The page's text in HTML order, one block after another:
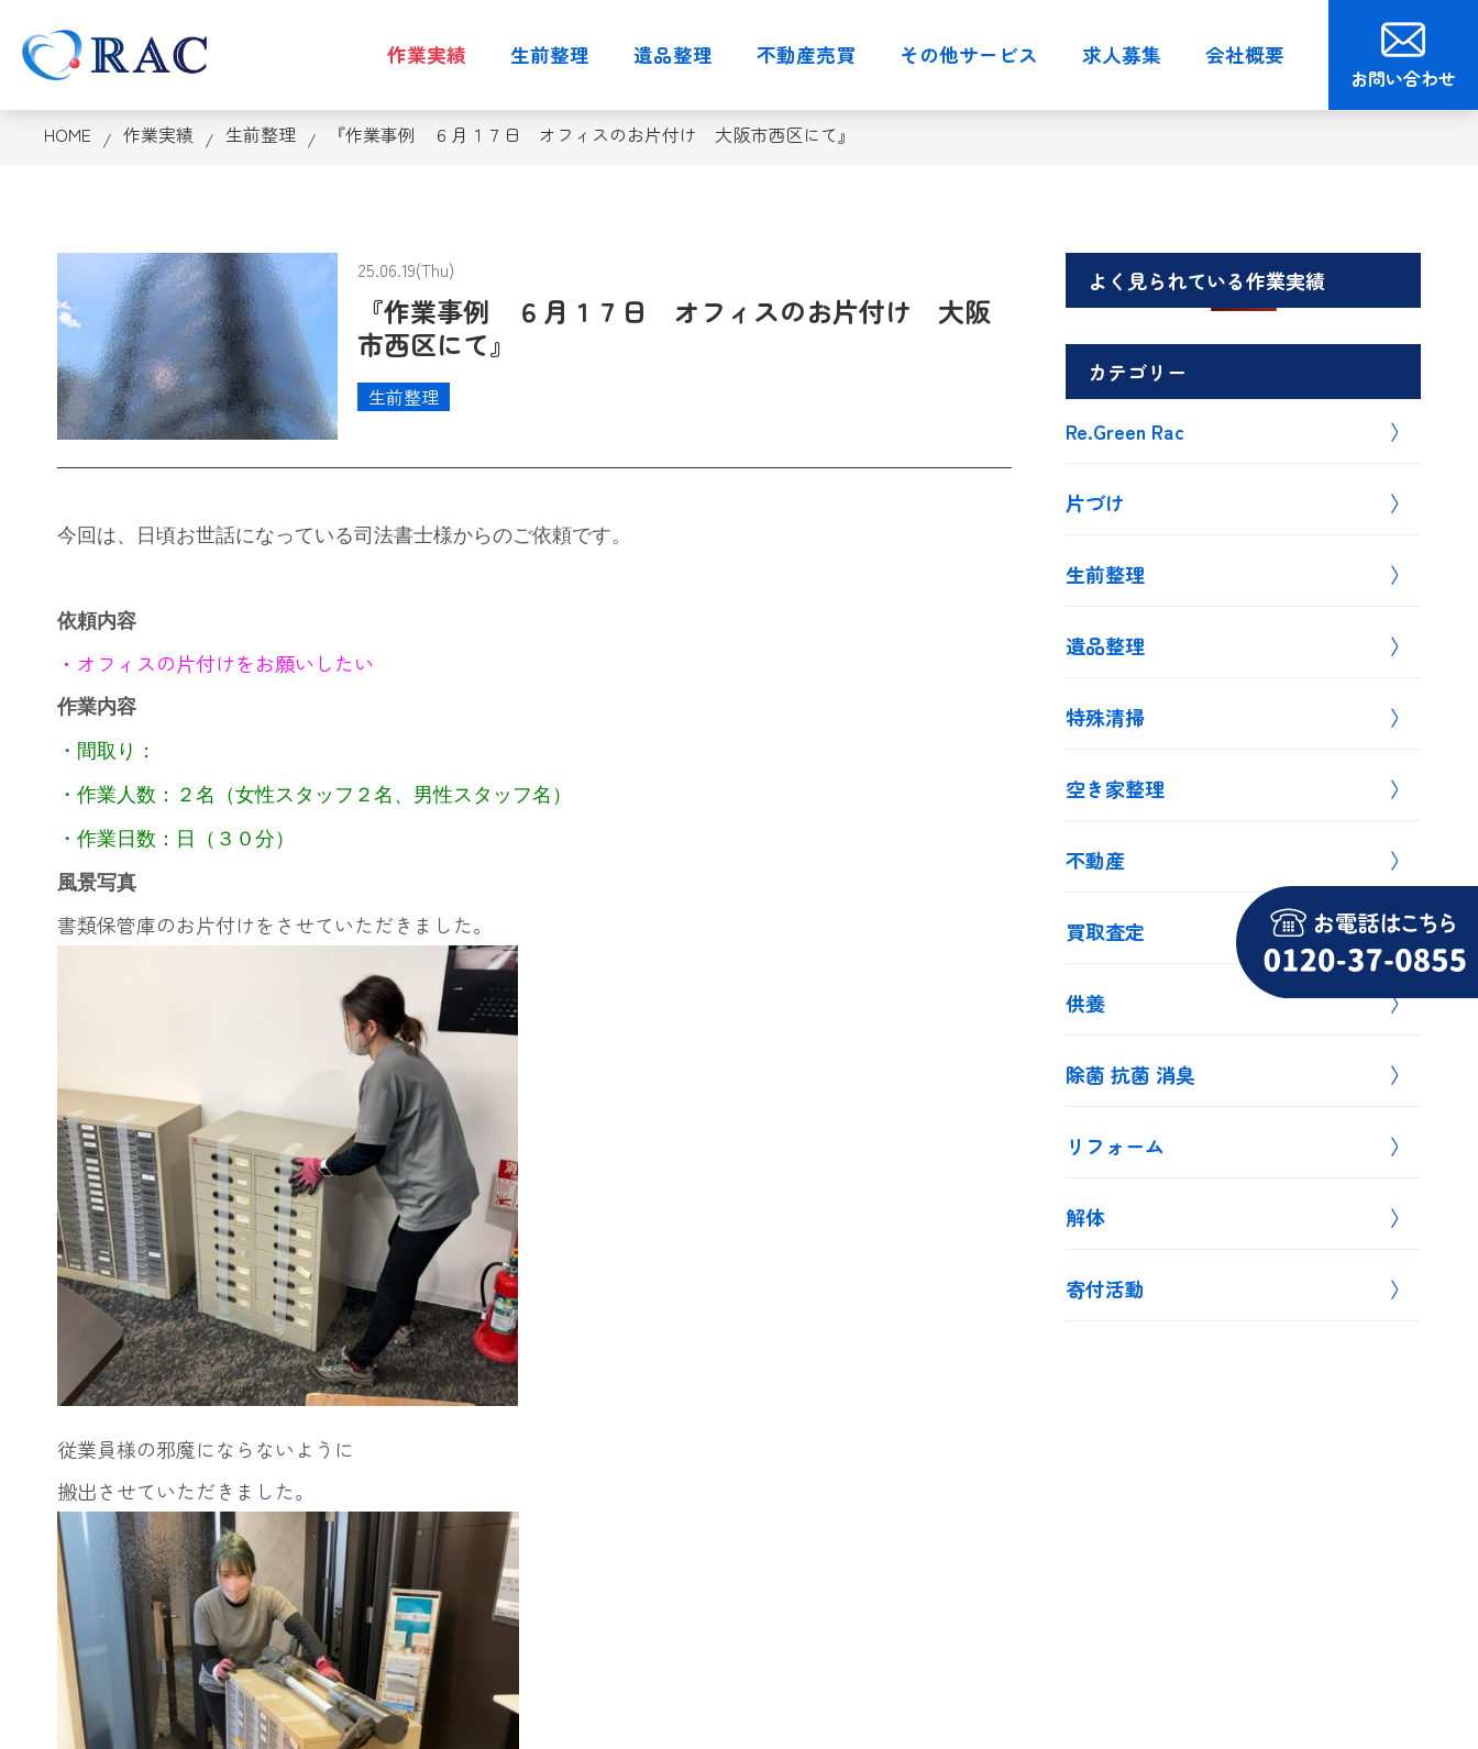
作業実績 生前整理 遺品整理 不動産売買 その他サービス 求人募集 会社概要
お問い合わせ
HOME 作業実績 生前整理 『作業事例 ６月１７日 オフィスのお片付け 大阪市西区にて』
25.06.19(Thu)
『作業事例 ６月１７日 オフィスのお片付け 大阪
市西区にて』
生前整理
今回は、日頃お世話になっている司法書士様からのご依頼です。
依頼内容
・オフィスの片付けをお願いしたい
作業内容
・間取り：
・作業人数：２名（女性スタッフ２名、男性スタッフ名）
・作業日数：日（３０分）
風景写真
書類保管庫のお片付けをさせていただきました。
従業員様の邪魔にならないように
搬出させていただきました。
よく見られている作業実績
カテゴリー
Re.Green Rac
片づけ
生前整理
遺品整理
特殊清掃
空き家整理
不動産
買取査定
供養
除菌 抗菌 消臭
リフォーム
解体
寄付活動